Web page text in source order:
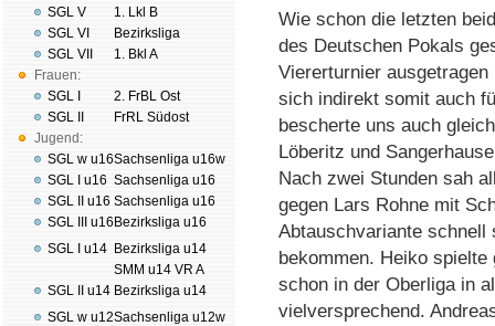
SGL V
SGL VI
SGL VII
Frauen:
SGL I
SGL II
Jugend:
SGL w u16
SGL I u16
SGL II u16
SGL III u16
SGL I u14
SGL II u14
SGL w u12
1. Lkl B
Bezirksliga
1. Bkl A
2. FrBL Ost
FrRL Südost
Sachsenliga u16w
Sachsenliga u16
Sachsenliga u16
Bezirksliga u16
Bezirksliga u14
SMM u14 VR A
Bezirksliga u14
Sachsenliga u12w
Wie schon die letzten
des Deutschen Pokals
Viererturnier
sich indirekt somit auch
bescherte uns auch
Löberitz und
Nach zwei Stunden sah
gegen Lars Rohne mit
Abtauschvariante schnell
bekommen. Heiko
schon in der Oberliga in
vielversprechend.